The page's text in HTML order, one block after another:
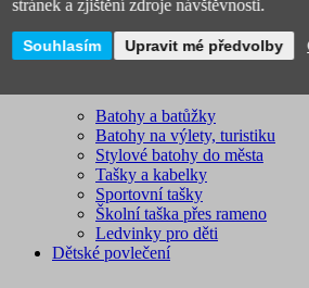
Batohy a batůžky
Batohy na výlety, turistiku
Stylové batohy do města
Tašky a kabelky
Sportovní tašky
Školní taška přes rameno
Ledvinky pro děti
Dětské povlečení
stránek a zjištění zdroje návštěvnosti.
Souhlasím Upravit mé předvolby